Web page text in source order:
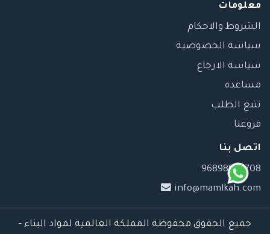
معلومات
الشروط والاحكام
سياسة الخصوصية
سياسة الارجاع
مساعدة
تتبع الطلب
فروعنا
اتصل بنا
96898989708
info@mamlkah.com
جميع الحقوق محفوظة المملكة العالمية لمواد البناء -